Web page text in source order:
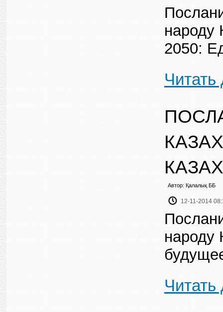
народу
2050:
Читать
Автор: Қалалық ББ
12-11-2014
народу
Читать